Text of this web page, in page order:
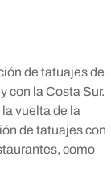
de tatuajes de
con la Costa Sur.
vuelta de la
de tatuajes con
como